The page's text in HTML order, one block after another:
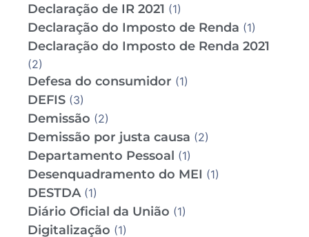
Declaração de IR 2021 (1)
Declaração do Imposto de Renda (1)
Declaração do Imposto de Renda 2021
(2)
Defesa do consumidor (1)
DEFIS (3)
Demissão (2)
Demissão por justa causa (2)
Departamento Pessoal (1)
Desenquadramento do MEI (1)
DESTDA(1)
Diário Oficial da União (1)
Digitalização (1)